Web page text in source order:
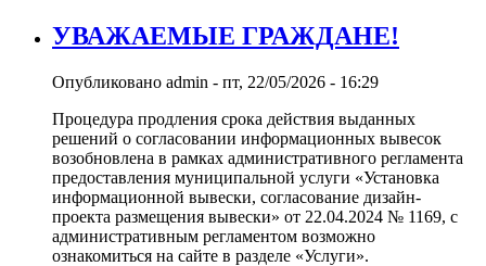
УВАЖАЕМЫЕ ГРАЖДАНЕ!
Опубликовано admin - пт, 22/05/2026 - 16:29
Процедура продления срока действия выданных
решений о согласовании информационных вывесок
возобновлена в рамках административного регламента
предоставления муниципальной услуги «Установка
информационной вывески, согласование дизайн-
проекта размещения вывески» от 22.04.2024 № 1169, с
административным регламентом возможно
ознакомиться на сайте в разделе «Услуги».